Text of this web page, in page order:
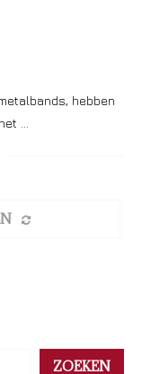
hebben
…
ZOEKEN